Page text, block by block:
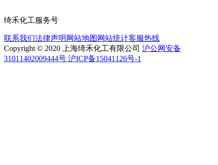
绮禾化工服务号
联系我们法律声明 网站地图 网站统计客服热线
Copyright © 2020 上海绮禾化工有限公司 沪公网安备
31011402009444号 沪ICP备15041126号-1